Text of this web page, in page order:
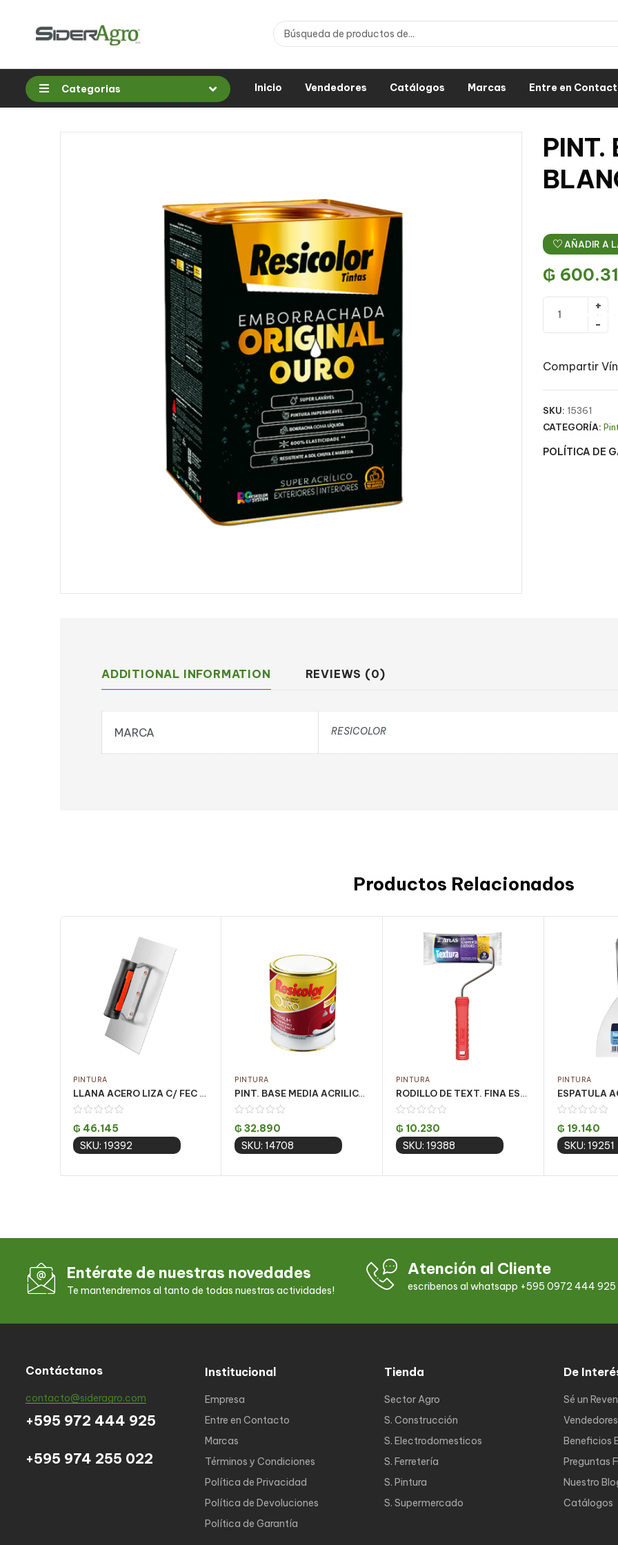
Categorias Inicio Vendedores Catálogos Marcas Entre en
PINT.
AÑADIR A
₲
Compartir
SKU: 15361
CATEGORÍA:
POLÍTICA DE
ADDITIONAL INFORMATION REVIEWS (0)
MARCA RESICOLOR
Productos Relacionados
PINTURA
LLANA ACERO LIZA C/ FEC PQT 6UN 12 X25CM
₲ 46.145
SKU: 19392
Add to cart
PINTURA
PINT. BASE MEDIA ACRILICA OURO FOSCO 810ML
₲ 32.890
SKU: 14708
Add to cart
PINTURA
RODILLO DE TEXT. FINA ESPUMA 09CM ATLAS CJ C/ 12 UN (110/9)
₲ 10.230
SKU: 19388
Add to cart
PINTURA
₲ 19.140
SKU: 19251
Entérate de nuestras novedades
Te mantendremos al tanto de todas nuestras actividades!
Atención al Cliente
escribenos al whatsapp +595 0972 444 925
Contáctanos
contacto@sideragro.com
+595 972 444 925
+595 974 255 022
Institucional
Empresa
Entre en Contacto
Marcas
Términos y Condiciones
Política de Privacidad
Política de Devoluciones
Política de Garantía
Tienda
Sector Agro
S. Construcción
S. Electrodomesticos
S. Ferretería
S. Pintura
S. Supermercado
De
Sé un
Vendedores
Beneficios
Preguntas
Nuestro
Catálogos